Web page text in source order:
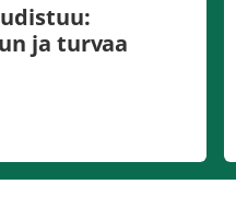
ja turvaa